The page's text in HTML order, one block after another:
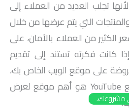
تجلب العديد من العملاء إلى
التي يتم عرضها من خلال
الكثير من العملاء بالأمان، على
كانت فكرته تستند إلى تقديم
على موقع الويب الخاص بك،
ومن المعروف أن موقع YouTube هو أهم موقع لعرض
مشروعك.